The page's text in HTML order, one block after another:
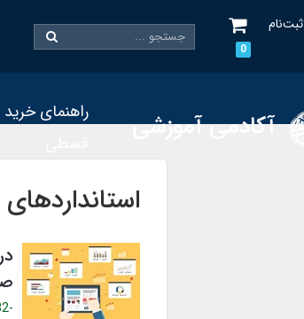
ثبت‌نام
0
آکادمی آموزشی
راهنمای خرید